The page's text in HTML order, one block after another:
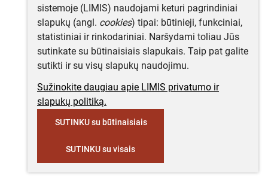
sistemoje (LIMIS) naudojami keturi pagrindiniai
slapukų (angl. cookies) tipai: būtinieji, funkciniai,
statistiniai ir rinkodariniai. Naršydami toliau Jūs
sutinkate su būtinaisiais slapukais. Taip pat galite
sutikti ir su visų slapukų naudojimu.
Sužinokite daugiau apie LIMIS privatumo ir
slapukų politiką.
SUTINKU su būtinaisiais
SUTINKU su visais